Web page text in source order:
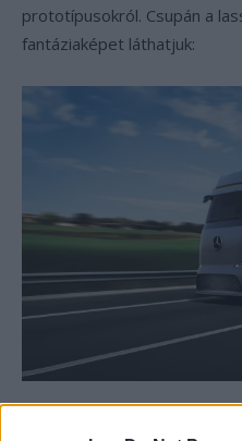
prototípusokról. Csupán a
fantáziaképet láthatjuk: